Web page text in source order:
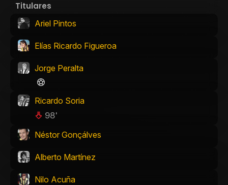
Titulares
Ariel Pintos
Elías Ricardo Figueroa
Jorge Peralta
Ricardo Soria
98'
Néstor Gonçálves
Alberto Martínez
Nilo Acuña